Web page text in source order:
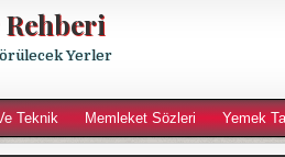
Rehberi
Yerler
Teknik Memleket Sözleri Yemek